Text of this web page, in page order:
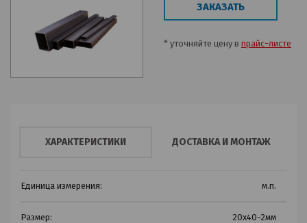
ЗАКАЗАТЬ
* уточняйте цену в прайс-листе
ХАРАКТЕРИСТИКИ ДОСТАВКА И МОНТАЖ
Единица измерения: м.п.
Размер: 20х40-2мм